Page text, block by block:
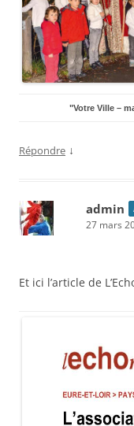
"Votre Ville –
Répondre ↓
admin
27 mars
Et ici l’article de